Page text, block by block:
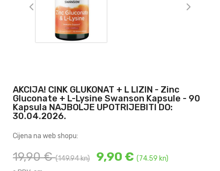
AKCIJA! CINK GLUKONAT + L LIZIN - Zinc
Gluconate + L-Lysine Swanson Kapsule - 90
Kapsula NAJBOLJE UPOTRIJEBITI DO:
30.04.2026.
Cijena na web shopu:
19,90 €(149.94 kn) 9,90 €(74.59 kn)